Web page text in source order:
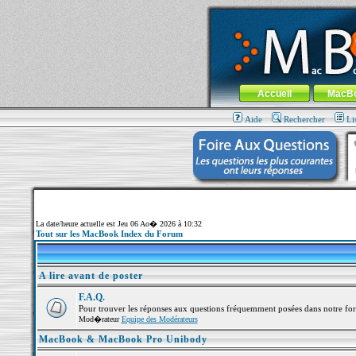
MacBook-fr.com : 100% Apple... 100%
Aller au contenu-Aller au menu
Menu général
Accueil
Aide Rechercher
La date/heure actuelle est Jeu 06 Ao� 2026 à 10:32
Tout sur les MacBook Index du Forum
A lire avant de poster
F.A.Q.
Pour trouver les réponses aux questions fréquemment posées dans notre
Mod�rateurEquipe des Modérateurs
MacBook & MacBook Pro Unibody